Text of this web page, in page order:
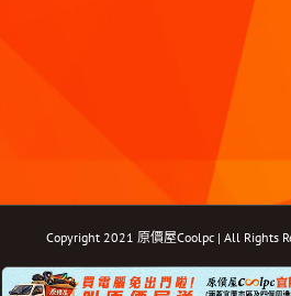
Copyright 2021 原價屋Coolpc | All Rights
FacebookInstagram